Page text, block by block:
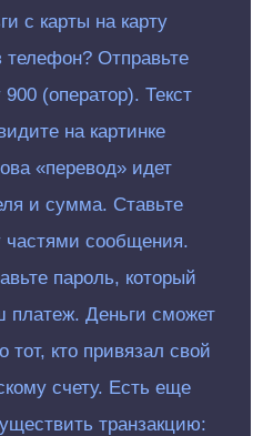
с карты на карту
телефон? Отправьте
(оператор). Текст
на картинке
«перевод» идет
и сумма. Ставьте
сообщения.
пароль, который
платеж. Деньги сможет
тот, кто привязал свой
счету. Есть еще
транзакцию: